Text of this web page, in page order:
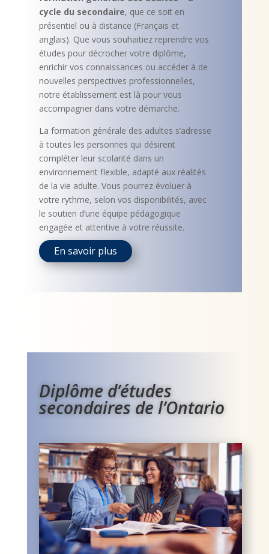
cycle du secondaire, que ce soit en
présentiel ou à distance (Français et
anglais). Que vous souhaitiez reprendre vos
études pour décrocher votre diplôme,
enrichir vos connaissances ou accéder à de
nouvelles perspectives professionnelles,
notre établissement est là pour vous
accompagner dans votre démarche.
La formation générale des adultes s’adresse
à toutes les personnes qui désirent
compléter leur scolarité dans un
environnement flexible, adapté aux réalités
de la vie adulte. Vous pourrez évoluer à
votre rythme, selon vos disponibilités, avec
le soutien d’une équipe pédagogique
engagée et attentive à votre réussite.
En savoir plus
Diplôme d’études
secondaires de l’Ontario